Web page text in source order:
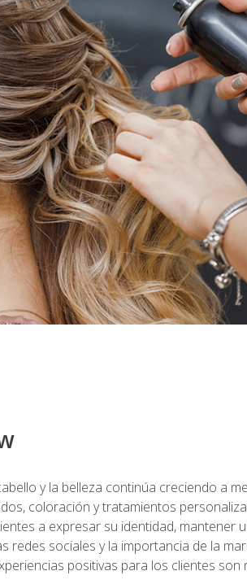
y la belleza continúa creciendo a
coloración y tratamientos
a expresar su identidad, mantener
redes sociales y la importancia de la
positivas para los clientes